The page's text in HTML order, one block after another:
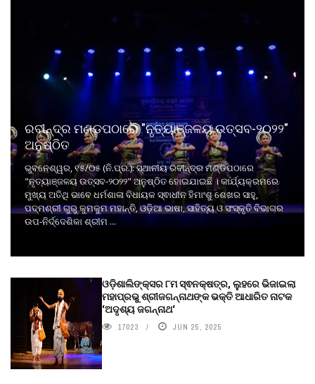
ରବୀନ୍ଦ୍ର ମଣ୍ଡପଠାରେ "ନୃତ୍ୟାଞ୍ଜଳୟ ଉତ୍ସବ-୨୦୨୨"
ଅନୁଷ୍ଠିତ
ଭୁବନେଶ୍ୱର, ୧୫/୦୫ (ନି.ପ୍ର.): ସ୍ଥାନୀୟ ରବୀନ୍ଦ୍ର ମଣ୍ଡପଠାରେ
"ନୃତ୍ୟାଞ୍ଜଳୟ ଉତ୍ସବ-୨୦୨୨" ଅନୁଷ୍ଠିତ ହୋଇଯାଇଛି । କାର୍ଯ୍ୟକ୍ରମରେ
ମୁଖ୍ୟ ଅତିଥି ଭାବେ ଧର୍ମଶାଳା ବିଧାୟକ ସ୍ଵାଧୀନ ହିମାଂଶୁ ଶେଖର ସାହୁ,
ପଦ୍ମଶ୍ରୀ ଗୁରୁ କୁମକୁମ ମହାନ୍ତି, ଓଡ଼ିଆ ଭାଷା, ସାହିତ୍ୟ ଓ ସଂସ୍କୃତି ବିଭାଗର
ଉପ-ନିର୍ଦ୍ଦେଶିକା ଶ୍ରୀମ ...
ଓଡ଼ିଶାଲିଙ୍କ୍ସର ୮ମ ସ୍ଵନକ୍ଷତ୍ର, ଲୁହରେ ଭିଜାଇଲା
ମହାପ୍ରଭୁ ଶ୍ରୀଜଗନ୍ନାଥଙ୍କ ଭକ୍ତି ଆଧାରିତ ନାଟକ
‘ଅଦୃଶ୍ୟ ଜଗନ୍ନାଥ‘
17023 JUN 25, 2025